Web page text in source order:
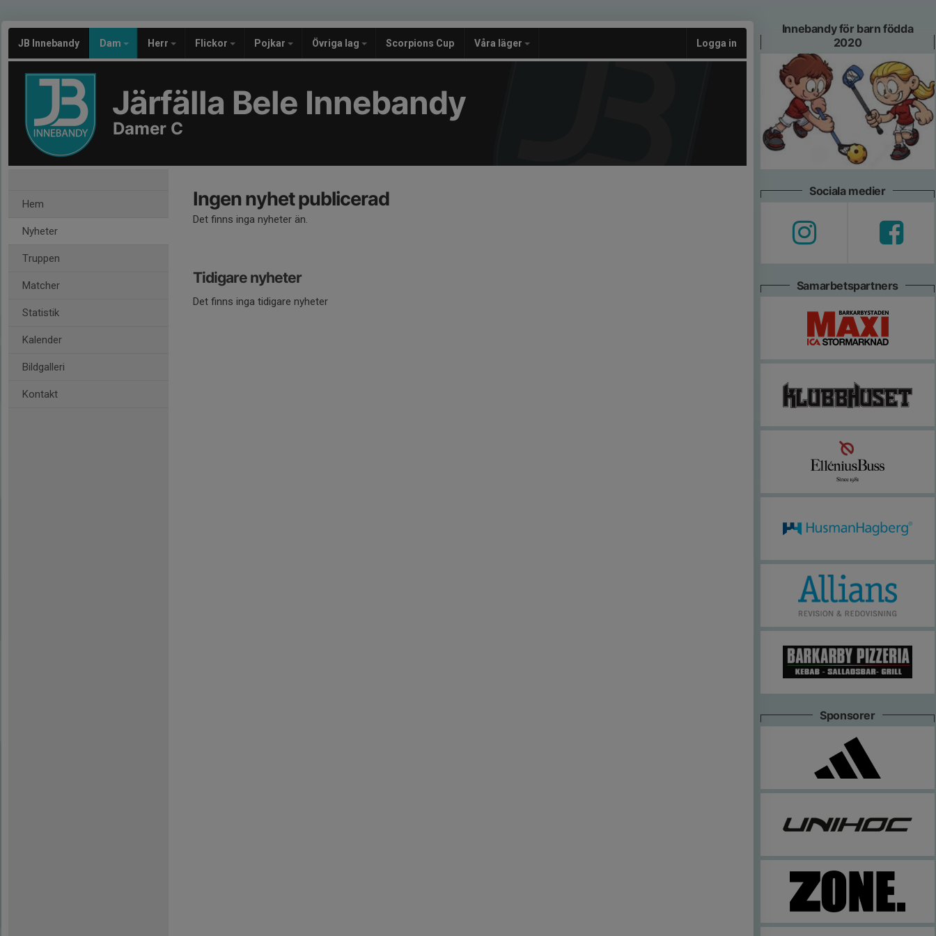
JB Innebandy Dam Herr Flickor Pojkar Övriga lag Scorpions Cup Våra läger Logga in
Järfälla Bele Innebandy
Damer C
Hem
Nyheter
Truppen
Matcher
Statistik
Kalender
Bildgalleri
Kontakt
Ingen nyhet publicerad
Det finns inga nyheter än.
Tidigare nyheter
Det finns inga tidigare nyheter
Innebandy för barn födda
2020
Sociala medier
Samarbetspartners
Sponsorer